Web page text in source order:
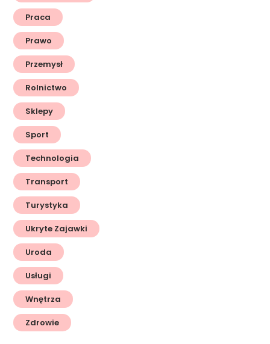
Praca
Prawo
Przemysł
Rolnictwo
Sklepy
Sport
Technologia
Transport
Turystyka
Ukryte Zajawki
Uroda
Usługi
Wnętrza
Zdrowie